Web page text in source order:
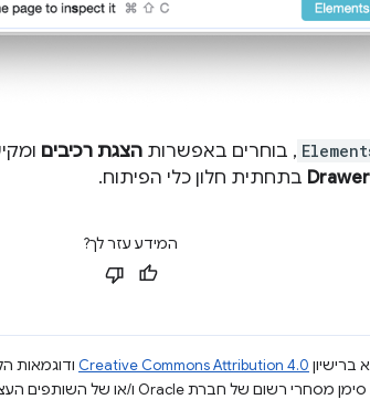
, בוחרים באפשרות הצגת רכיבים
Drawer בתחתית חלון כלי הפיתוח.
המידע עזר לך?
ברישיון Creative Commons Attribution 4.0 ודוגמאות